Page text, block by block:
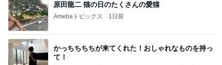
原田龍二 猫の日のたくさんの愛猫
Amebaトピックス 1日前
かっちちちちが来てくれた！おしゃれなものを持っ
て！